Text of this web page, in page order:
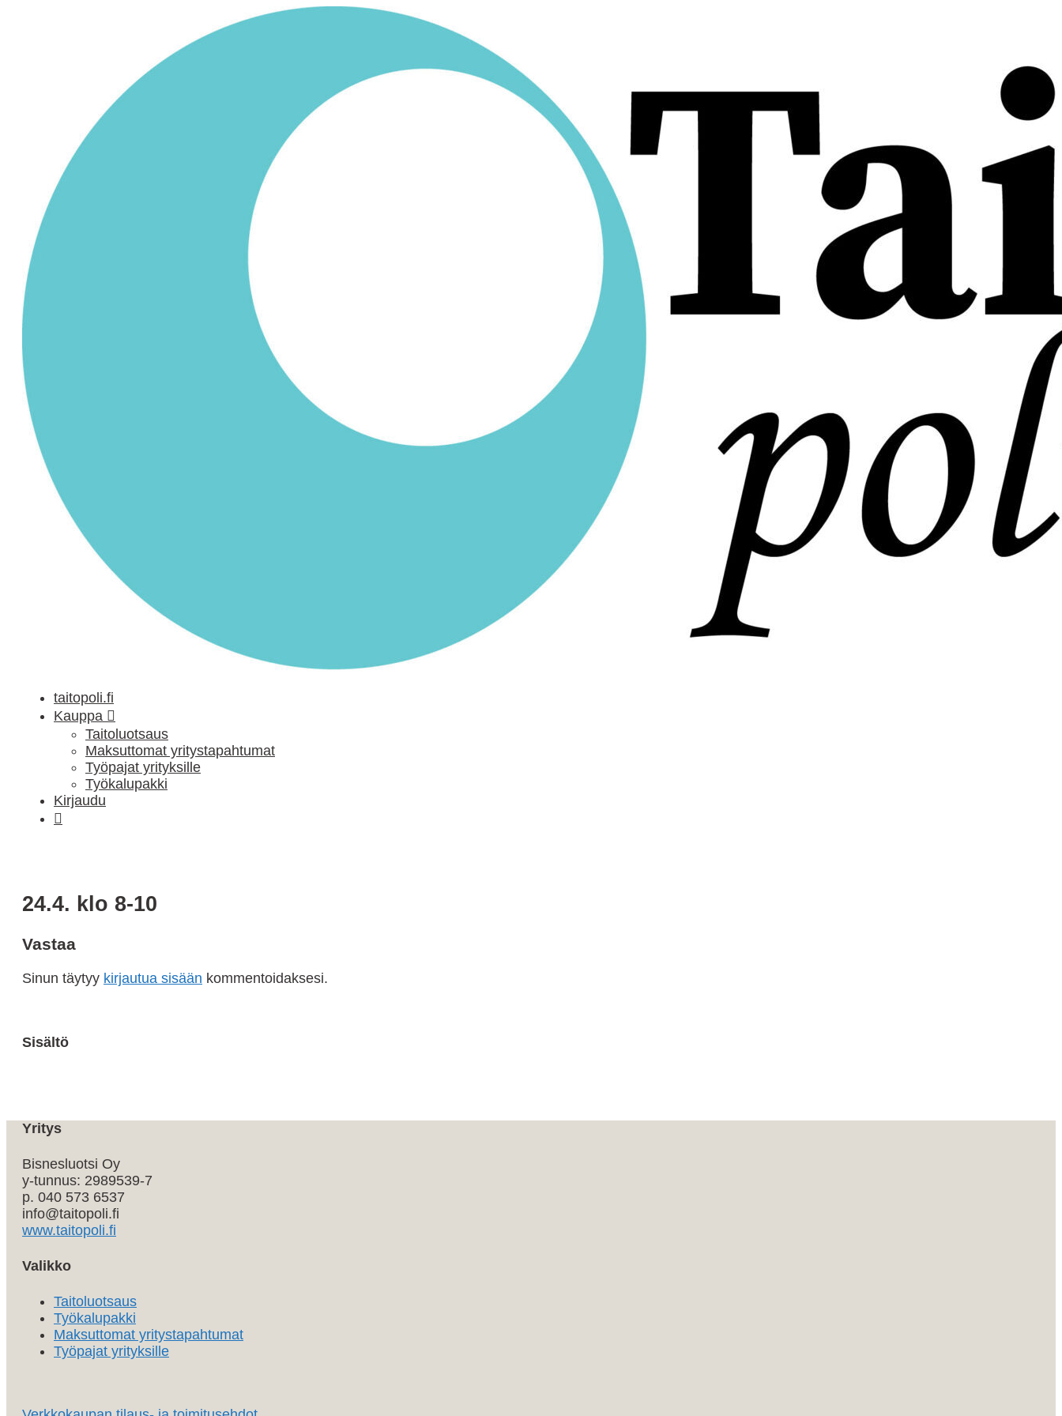
taitopoli.fi
Kauppa
Taitoluotsaus
Maksuttomat yritystapahtumat
Työpajat yrityksille
Työkalupakki
Kirjaudu
Ostoskori
24.4. klo 8-10
Vastaa
Sinun täytyy kirjautua sisään kommentoidaksesi.
Sisältö
Yritys
Bisnesluotsi Oy
y-tunnus: 2989539-7
p. 040 573 6537
info@taitopoli.fi
www.taitopoli.fi
Valikko
Taitoluotsaus
Työkalupakki
Maksuttomat yritystapahtumat
Työpajat yrityksille